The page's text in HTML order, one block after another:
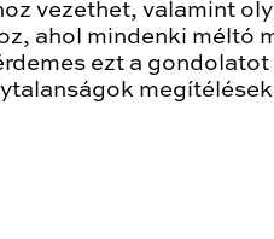
vezethet, valamint
ahol mindenki méltó
ezt a gondolatot